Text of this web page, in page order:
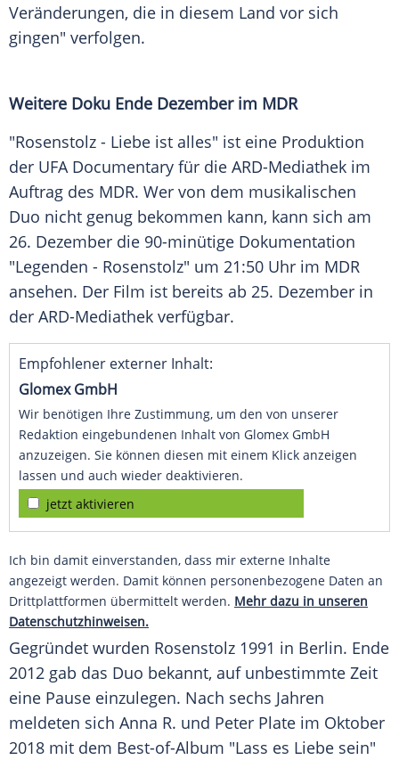
Veränderungen, die in diesem Land vor sich
gingen" verfolgen.
Weitere Doku Ende Dezember im MDR
"Rosenstolz - Liebe ist alles" ist eine Produktion
der UFA Documentary für die ARD-Mediathek im
Auftrag des MDR. Wer von dem musikalischen
Duo nicht genug bekommen kann, kann sich am
26. Dezember die 90-minütige Dokumentation
"Legenden - Rosenstolz" um 21:50 Uhr im MDR
ansehen. Der Film ist bereits ab 25. Dezember in
der ARD-Mediathek verfügbar.
Empfohlener externer Inhalt:
Glomex GmbH
Wir benötigen Ihre Zustimmung, um den von unserer
Redaktion eingebundenen Inhalt von Glomex GmbH
anzuzeigen. Sie können diesen mit einem Klick anzeigen
lassen und auch wieder deaktivieren.
jetzt aktivieren
Ich bin damit einverstanden, dass mir externe Inhalte
angezeigt werden. Damit können personenbezogene Daten an
Drittplattformen übermittelt werden. Mehr dazu in unseren
Datenschutzhinweisen.
Gegründet wurden Rosenstolz 1991 in Berlin. Ende
2012 gab das Duo bekannt, auf unbestimmte Zeit
eine Pause einzulegen. Nach sechs Jahren
meldeten sich Anna R. und Peter Plate im Oktober
2018 mit dem Best-of-Album "Lass es Liebe sein"